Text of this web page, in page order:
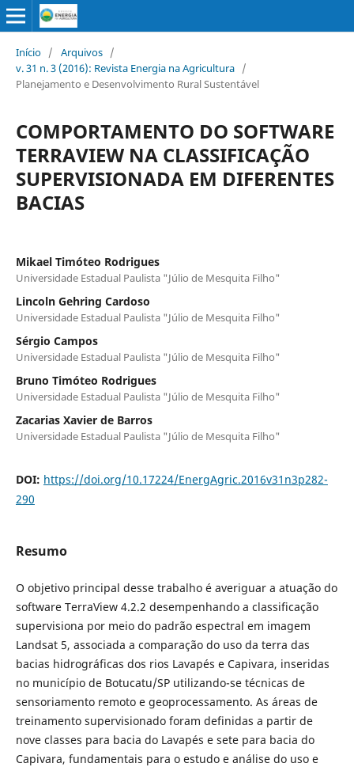
Início / Arquivos /
v. 31 n. 3 (2016): Revista Energia na Agricultura /
Planejamento e Desenvolvimento Rural Sustentável
COMPORTAMENTO DO SOFTWARE
TERRAVIEW NA CLASSIFICAÇÃO
SUPERVISIONADA EM DIFERENTES
BACIAS
Mikael Timóteo Rodrigues
Universidade Estadual Paulista "Júlio de Mesquita Filho"
Lincoln Gehring Cardoso
Universidade Estadual Paulista "Júlio de Mesquita Filho"
Sérgio Campos
Universidade Estadual Paulista "Júlio de Mesquita Filho"
Bruno Timóteo Rodrigues
Universidade Estadual Paulista "Júlio de Mesquita Filho"
Zacarias Xavier de Barros
Universidade Estadual Paulista "Júlio de Mesquita Filho"
DOI: https://doi.org/10.17224/EnergAgric.2016v31n3p282-
290
Resumo
O objetivo principal desse trabalho é averiguar a atuação do
software TerraView 4.2.2 desempenhando a classificação
supervisiona por meio do padrão espectral em imagem
Landsat 5, associada a comparação do uso da terra das
bacias hidrográficas dos rios Lavapés e Capivara, inseridas
no município de Botucatu/SP utilizando-se técnicas de
sensoriamento remoto e geoprocessamento. As áreas de
treinamento supervisionado foram definidas a partir de
nove classes para bacia do Lavapés e sete para bacia do
Capivara, fundamentais para o estudo e análise do uso e